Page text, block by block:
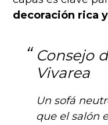
decoración rica
Consejo
Vivarea
Un sofá
que el salón